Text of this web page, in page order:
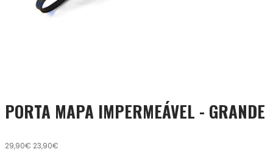
PORTA MAPA IMPERMEÁVEL - GRANDE
29,90€ 23,90€